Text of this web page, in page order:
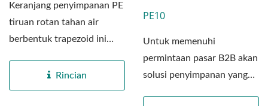
Keranjang penyimpanan PE
tiruan rotan tahan air
berbentuk trapezoid ini
berkualitas...Rincian
PE10
Untuk memenuhi
permintaan pasar B2B akan
solusi penyimpanan yang